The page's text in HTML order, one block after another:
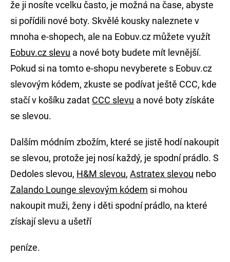
že ji nosíte vcelku často, je možná na čase, abyste
si pořídili nové boty. Skvělé kousky naleznete v
mnoha e-shopech, ale na Eobuv.cz můžete využít
Eobuv.cz slevu a nové boty budete mít levnější.
Pokud si na tomto e-shopu nevyberete s Eobuv.cz
slevovým kódem, zkuste se podívat ještě CCC, kde
stačí v košíku zadat CCC slevu a nové boty získáte
se slevou.
Dalším módním zbožím, které se jistě hodí nakoupit
se slevou, protože jej nosí každý, je spodní prádlo. S
Dedoles slevou, H&M slevou, Astratex slevou nebo
Zalando Lounge slevovým kódem si mohou
nakoupit muži, ženy i děti spodní prádlo, na které
získají slevu a ušetří
peníze.